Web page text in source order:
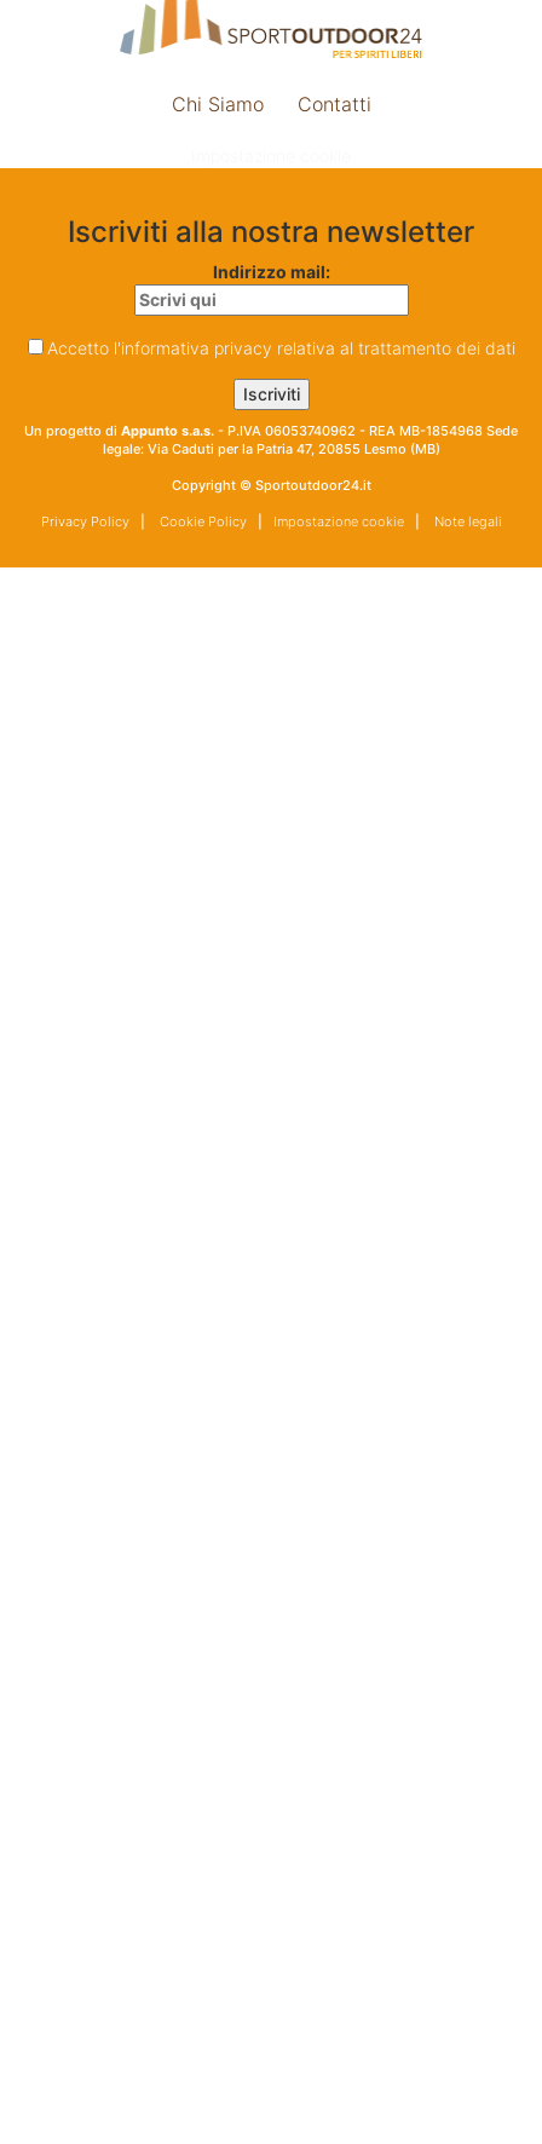
Chi Siamo Contatti
Iscriviti alla nostra newsletter
Indirizzo mail:
Accetto l'informativa privacy relativa al trattamento dei dati
Un progetto di Appunto s.a.s. - P.IVA 06053740962 - REA MB-1854968 Sede
legale: Via Caduti per la Patria 47, 20855 Lesmo (MB)
Copyright © Sportoutdoor24.it
Privacy Policy| Cookie Policy| Impostazione cookie| Note legali